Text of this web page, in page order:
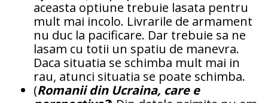
aceasta optiune trebuie lasata pentru
mult mai incolo. Livrarile de armament
nu duc la pacificare. Dar trebuie sa ne
lasam cu totii un spatiu de manevra.
Daca situatia se schimba mult mai in
rau, atunci situatia se poate schimba.
(Romanii din Ucraina, care e